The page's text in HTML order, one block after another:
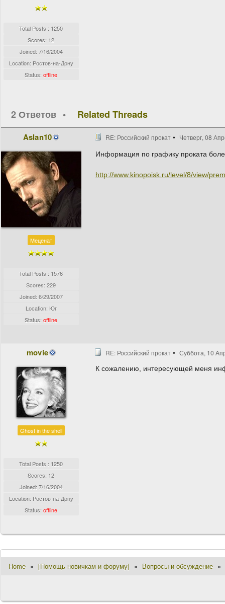
Total Posts : 1250
Scores: 12
Joined: 7/16/2004
Location: Ростов-на-Дону
Status:offline
2 Ответов Related Threads
Aslan10
Меценат
Total Posts : 1576
Scores: 229
Joined: 6/29/2007
Location: Юг
Status:offline
RE: Российский прокат Четверг, 08
Информация по графику проката
http://www.kinopoisk.ru/level/8/view/
movie
Ghost in the shell
Total Posts : 1250
Scores: 12
Joined: 7/16/2004
Location: Ростов-на-Дону
Status:offline
RE: Российский прокат Суббота, 10
К сожалению, интересующей меня
Home » [Помощь новичкам и форуму] » Вопросы и обсуждение »